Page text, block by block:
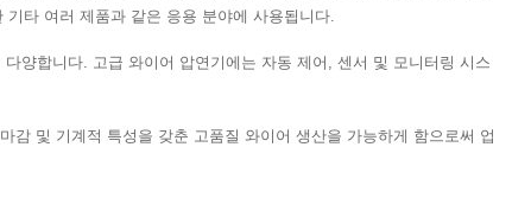
타 여러 제품과 같은 응용 분야에 사용됩니다.
양합니다. 고급 와이어 압연기에는 자동 제어, 센서 및 모니터링 시스
감 및 기계적 특성을 갖춘 고품질 와이어 생산을 가능하게 함으로써 업